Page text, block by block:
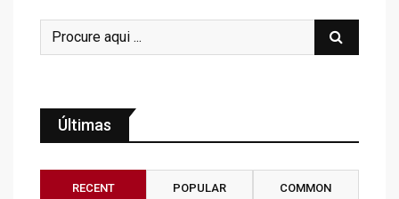
Últimas
RECENT POPULAR COMMON